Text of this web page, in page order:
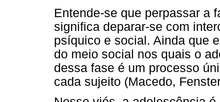
Entende-se que perpassar a
significa deparar-se com
psíquico e social. Ainda que
do meio social nos quais o
dessa fase é um processo
cada sujeito (Macedo,